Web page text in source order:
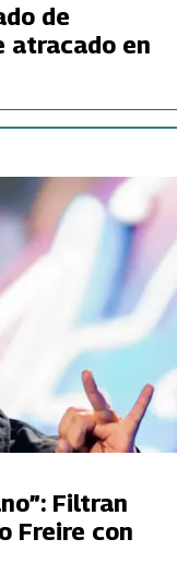
de
atracado en
Filtran
Freire con